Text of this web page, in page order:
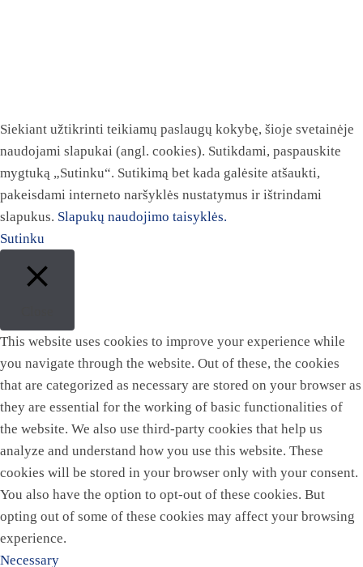
Siekiant užtikrinti teikiamų paslaugų kokybę, šioje svetainėje
naudojami slapukai (angl. cookies). Sutikdami, paspauskite
mygtuką „Sutinku“. Sutikimą bet kada galėsite atšaukti,
pakeisdami interneto naršyklės nustatymus ir ištrindami
slapukus. Slapukų naudojimo taisyklės.
Sutinku
This website uses cookies to improve your experience while
you navigate through the website. Out of these, the cookies
that are categorized as necessary are stored on your browser as
they are essential for the working of basic functionalities of
the website. We also use third-party cookies that help us
analyze and understand how you use this website. These
cookies will be stored in your browser only with your consent.
You also have the option to opt-out of these cookies. But
opting out of some of these cookies may affect your browsing
experience.
Necessary